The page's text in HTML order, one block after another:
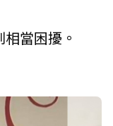
當困擾。